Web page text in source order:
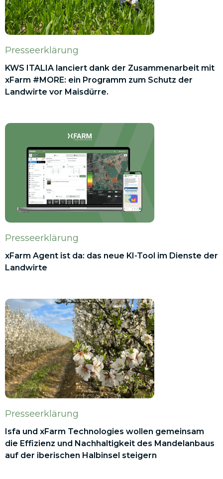
Presseerklärung
KWS ITALIA lanciert dank der Zusammenarbeit mit
xFarm #MORE: ein Programm zum Schutz der
Landwirte vor Maisdürre.
Presseerklärung
xFarm Agent ist da: das neue KI-Tool im Dienste der
Landwirte
Presseerklärung
Isfa und xFarm Technologies wollen gemeinsam
die Effizienz und Nachhaltigkeit des Mandelanbaus
auf der iberischen Halbinsel steigern